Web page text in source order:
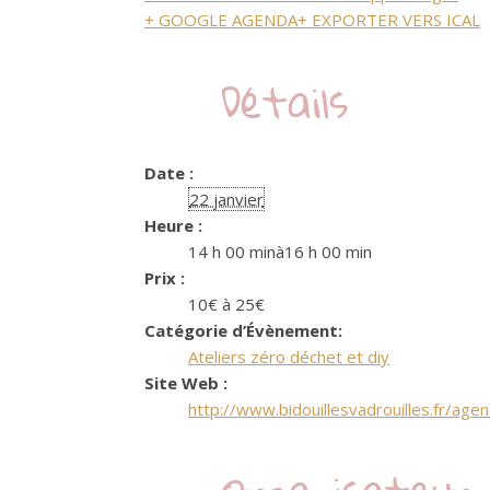
+ GOOGLE AGENDA+ EXPORTER VERS ICAL
Détails
Date :
22 janvier
Heure :
14 h 00 minà16 h 00 min
Prix :
10€ à 25€
Catégorie d’Évènement:
Ateliers zéro déchet et diy
Site Web :
http://www.bidouillesvadrouilles.fr/